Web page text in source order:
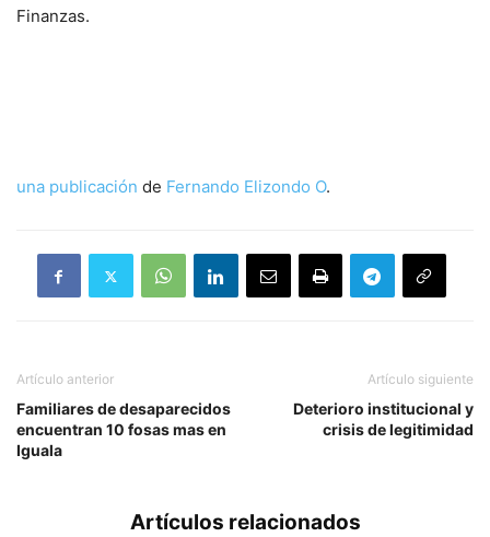
Finanzas.
una publicación de Fernando Elizondo O.
Artículo anterior
Familiares de desaparecidos
encuentran 10 fosas mas en
Iguala
Artículo siguiente
Deterioro institucional y
crisis de legitimidad
Artículos relacionados